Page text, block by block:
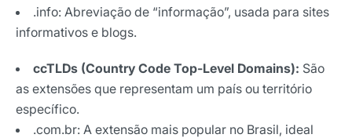
.info: Abreviação de “informação”, usada para sites
informativos e blogs.
ccTLDs (Country Code Top-Level Domains): São
as extensões que representam um país ou território
específico.
.com.br: A extensão mais popular no Brasil, ideal